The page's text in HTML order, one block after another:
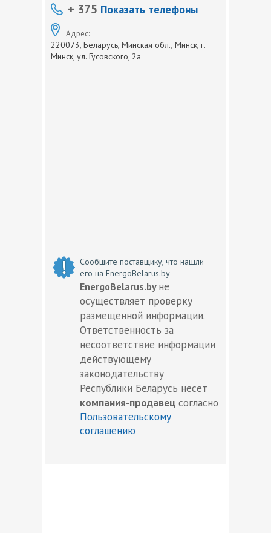
+ 375 Показать телефоны
Адрес:
220073, Беларусь, Минская обл., Минск, г.
Минск, ул. Гусовского, 2а
Сообщите поставщику, что нашли
его на EnergoBelarus.by
EnergoBelarus.by не
осуществляет проверку
размещенной информации.
Ответственность за
несоответствие информации
действующему
законодательству
Республики Беларусь несет
компания-продавец согласно
Пользовательскому
соглашению